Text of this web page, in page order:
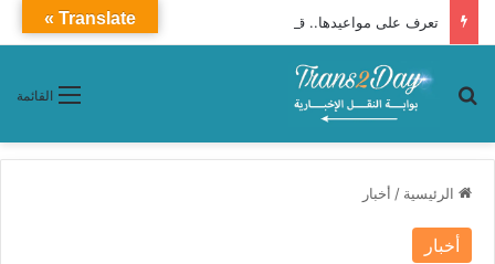
تعرف على مواعيدها.. قطارات التالجو تنطلق من الإسكندرية إلى القاهرة يوميًا
القائمة بحث عن
الرئيسية / أخبار
أخبار
Translate »